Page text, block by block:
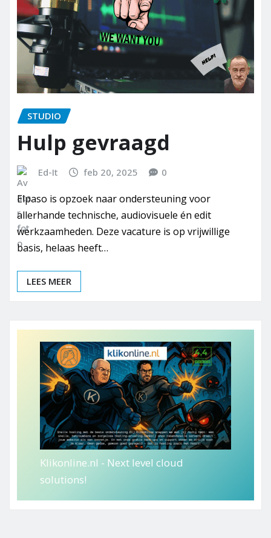
STUDIO
Hulp gevraagd
Ed-It feb 20, 2025 0
Elpaso is opzoek naar ondersteuning voor
allerhande technische, audiovisuele én edit
werkzaamheden. Deze vacature is op vrijwillige
basis, helaas heeft…
LEES MEER
Klikonline.nl - Next level cloud
solutions!